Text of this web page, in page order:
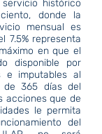
histórico
donde la
mensual es
7.5% representa
en que el
disponible por
e imputables al
de 365 días del
acciones que de
le permita
del